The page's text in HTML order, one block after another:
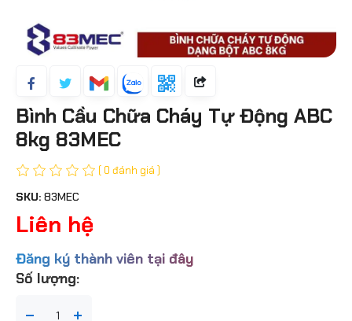
Bình Cầu Chữa Cháy Tự Động ABC
8kg 83MEC
( 0 đánh giá )
SKU: 83MEC
Liên hệ
Đăng ký thành viên tại đây
Số lượng: